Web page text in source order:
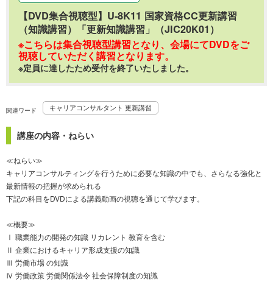
【DVD集合視聴型】U-8K11 国家資格CC更新講習
（知識講習）「更新知識講習」（JIC20K01）
※こちらは集合視聴型講習となり、会場にてDVDをご
視聴していただく講習となります。
※定員に達したため受付を終了いたしました。
関連ワード キャリアコンサルタント 更新講習
講座の内容・ねらい
≪ねらい≫
キャリアコンサルティングを行うために必要な知識の中でも、さらなる強化と
最新情報の把握が求められる
下記の科目をDVDによる講義動画の視聴を通じて学びます。
≪概要≫
Ⅰ 職業能力の開発の知識 リカレント 教育を含む
Ⅱ 企業におけるキャリア形成支援の知識
Ⅲ 労働市場 の知識
Ⅳ 労働政策 労働関係法令 社会保障制度の知識